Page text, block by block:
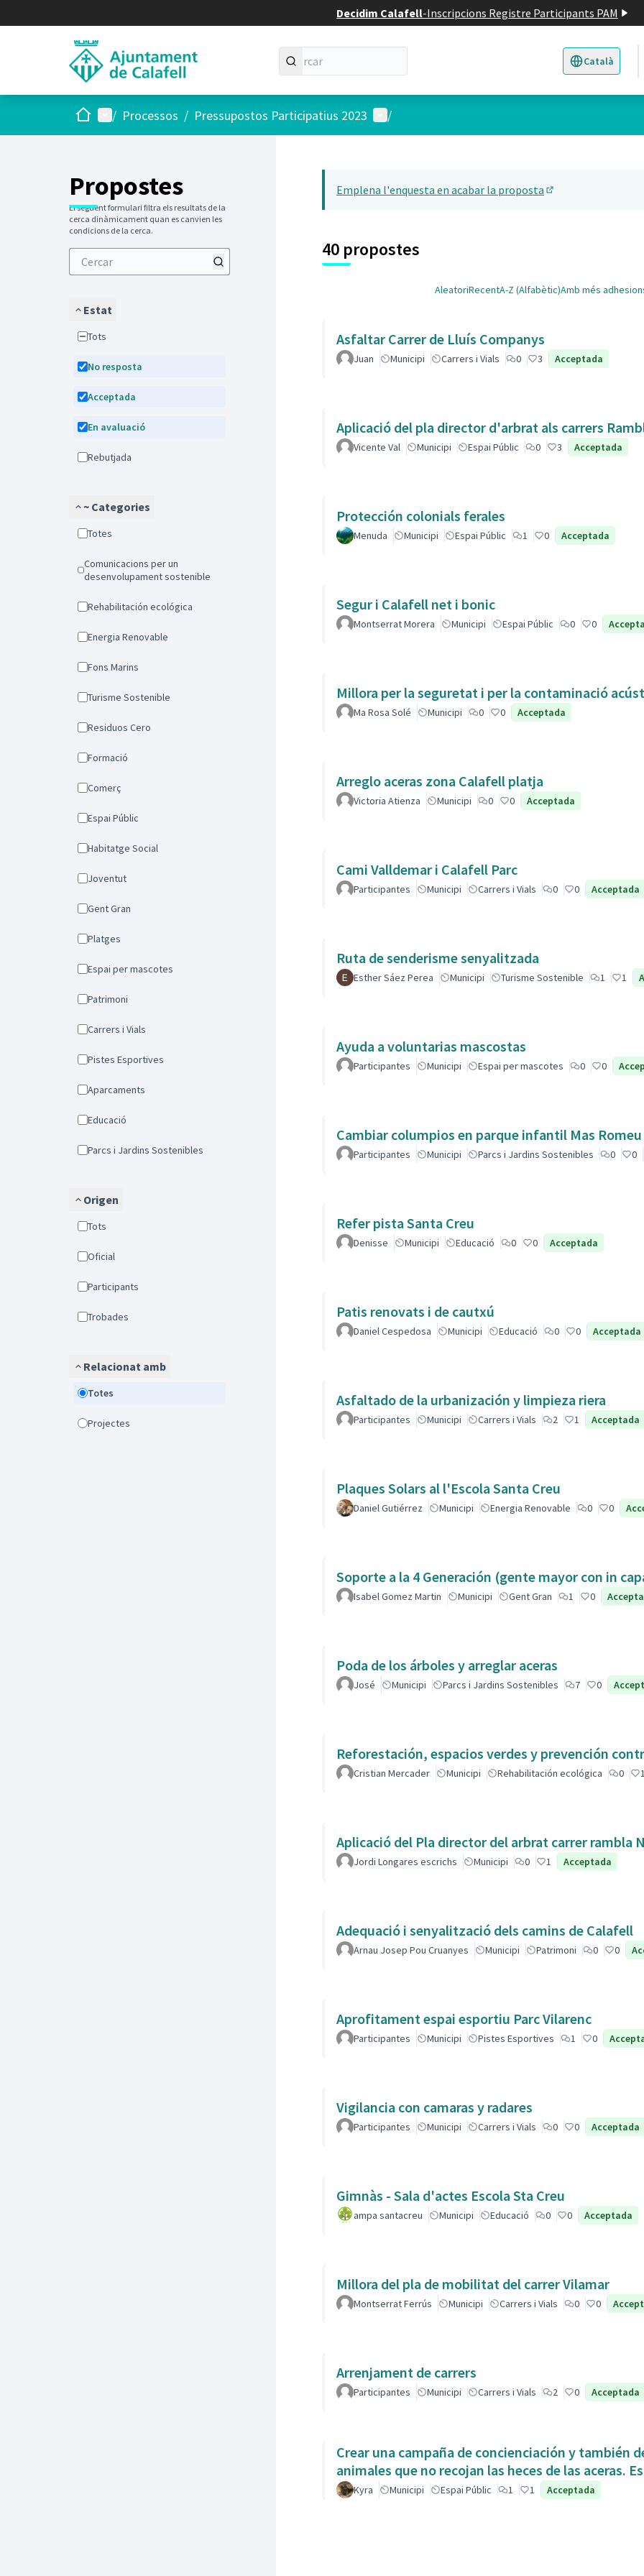
Decidim Calafell-Inscripcions Registre Participants PAM
Català
Triar la llengua
Inici Menú principal
/ Processos / Pressupostos Participatius 2023 Menú d'usuari
/
Propostes
El següent formulari filtra els resultats de la
cerca dinàmicament quan es canvien les
condicions de la cerca.
Estat
Tots
No resposta
Acceptada
En avaluació
Rebutjada
~ Categories
Totes
Comunicacions per un
desenvolupament sostenible
Rehabilitación ecológica
Energia Renovable
Fons Marins
Turisme Sostenible
Residuos Cero
Formació
Comerç
Espai Públic
Habitatge Social
Joventut
Gent Gran
Platges
Espai per mascotes
Patrimoni
Carrers i Vials
Pistes Esportives
Aparcaments
Educació
Parcs i Jardins Sostenibles
Origen
Tots
Oficial
Participants
Trobades
Relacionat amb
Totes
Projectes
Emplena l'enquesta en acabar la proposta
40 propostes
AleatoriRecentA-Z (Alfabètic)Amb més
Asfaltar Carrer de Lluís Companys
Juan Municipi Carrers i Vials 0 3 Acceptada
Aplicació del pla director d'arbrat als carrers
Vicente Val Municipi Espai Públic 0 3 Acceptada
Protección colonials ferales
Menuda Municipi Espai Públic 1 0 Acceptada
Segur i Calafell net i bonic
Montserrat Morera Municipi Espai Públic 0 0
Millora per la seguretat i per la contaminació
Ma Rosa Solé Municipi 0 0 Acceptada
Arreglo aceras zona Calafell platja
Victoria Atienza Municipi 0 0 Acceptada
Cami Valldemar i Calafell Parc
Participantes Municipi Carrers i Vials 0 0 Acceptada
Ruta de senderisme senyalitzada
Esther Sáez Perea Municipi Turisme Sostenible 1 1
Ayuda a voluntarias mascostas
Participantes Municipi Espai per mascotes 0 0
Cambiar columpios en parque infantil Mas Romeu
Participantes Municipi Parcs i Jardins Sostenibles 0 0
Refer pista Santa Creu
Denisse Municipi Educació 0 0 Acceptada
Patis renovats i de cautxú
Daniel Cespedosa Municipi Educació 0 0 Acceptada
Asfaltado de la urbanización y limpieza riera
Participantes Municipi Carrers i Vials 2 1 Acceptada
Plaques Solars al l'Escola Santa Creu
Daniel Gutiérrez Municipi Energia Renovable 0 0
Soporte a la 4 Generación (gente mayor con in
Isabel Gomez Martin Municipi Gent Gran 1 0
Poda de los árboles y arreglar aceras
José Municipi Parcs i Jardins Sostenibles 7 0
Reforestación, espacios verdes y prevención
Cristian Mercader Municipi Rehabilitación ecológica 0
Aplicació del Pla director del arbrat carrer rambla
Jordi Longares escrichs Municipi 0 1 Acceptada
Adequació i senyalització dels camins de Calafell
Arnau Josep Pou Cruanyes Municipi Patrimoni 0 0
Aprofitament espai esportiu Parc Vilarenc
Participantes Municipi Pistes Esportives 1 0
Vigilancia con camaras y radares
Participantes Municipi Carrers i Vials 0 0 Acceptada
Gimnàs - Sala d'actes Escola Sta Creu
ampa santacreu Municipi Educació 0 0 Acceptada
Millora del pla de mobilitat del carrer Vilamar
Montserrat Ferrús Municipi Carrers i Vials 0 0
Arrenjament de carrers
Participantes Municipi Carrers i Vials 2 0 Acceptada
Crear una campaña de concienciación y también
animales que no recojan las heces de las aceras.
Kyra Municipi Espai Públic 1 1 Acceptada